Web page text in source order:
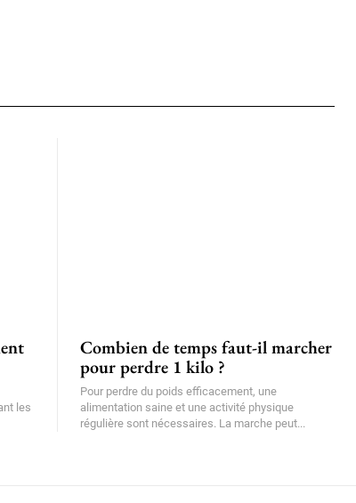
les
Combien de temps faut-il marcher
pour perdre 1 kilo ?
Pour perdre du poids efficacement, une
alimentation saine et une activité physique
régulière sont nécessaires. La marche peut...